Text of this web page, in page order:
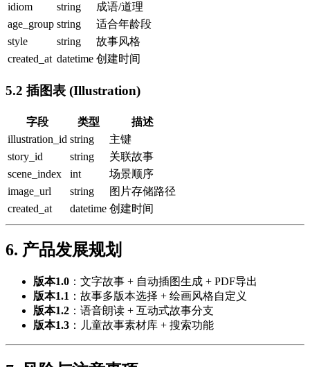
idiom
string
成语/道理
age_group string
适合年龄段
style
string
故事风格
created_at datetime 创建时间
5.2 插图表 (Illustration)
字段 类型
描述
illustration_id string
主键
story_id
string
关联故事
scene_index
int
场景顺序
image_url
string
图片存储路径
created_at
datetime 创建时间
6. 产品发展规划
版本1.0 ：文字故事 + 自动插图生成 + PDF导出
版本1.1 ：故事多版本选择 + 绘画风格自定义
版本1.2 ：语音朗读 + 互动式故事分支
版本1.3 ：儿童故事素材库 + 搜索功能